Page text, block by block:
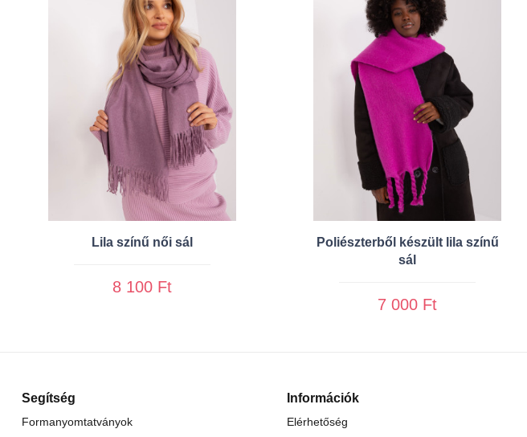
Lila színű női sál
8 100 Ft
Poliészterből készült lila színű
sál
7 000 Ft
Segítség
Formanyomtatványok
Információk
Elérhetőség